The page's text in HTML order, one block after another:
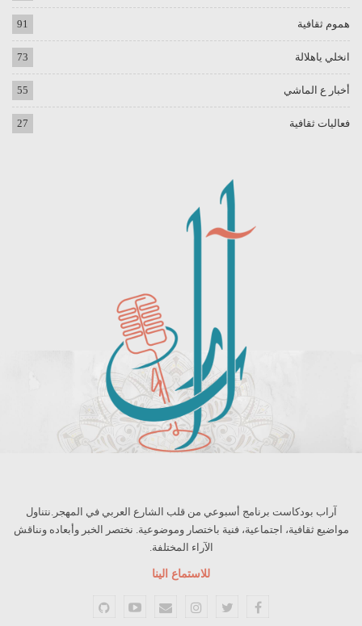
هموم ثقافية 91
انخلي ياهلالة 73
أخبار ع الماشي 55
فعاليات ثقافية 27
آراب بودكاست برنامج أسبوعي من قلب الشارع العربي في المهجر.نتناول
مواضيع ثقافية، اجتماعية، فنية باختصار وموضوعية. نختصر الخبر وأبعاده ونناقش
الآراء المختلفة.
للاستماع الينا